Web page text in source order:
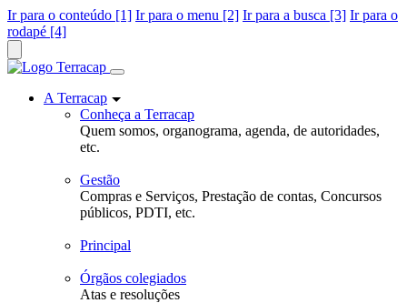
Ir para o conteúdo [1] Ir para o menu [2] Ir para a busca [3] Ir para o
rodapé [4]
A Terracap
Conheça a Terracap
Quem somos, organograma, agenda, de autoridades,
etc.
Gestão
Compras e Serviços, Prestação de contas, Concursos
públicos, PDTI, etc.
Principal
Órgãos colegiados
Atas e resoluções